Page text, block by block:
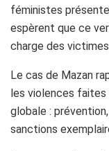
féministes
espèrent que ce
charge des
Le cas de Mazan
les violences faites
globale :
sanctions